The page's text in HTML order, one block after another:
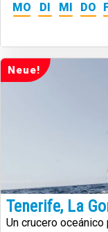
MO DI MI DO
Neue!
Tenerife, La
Un crucero